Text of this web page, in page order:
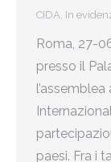
CIDA, In
Roma, 27-
presso il
paesi. Fra i